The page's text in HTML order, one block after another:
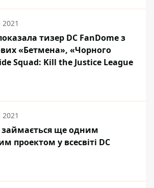
тизер DC FanDome з
«Бетмена», «Чорного
Squad: Kill the Justice League
ще одним
проектом у всесвіті DC